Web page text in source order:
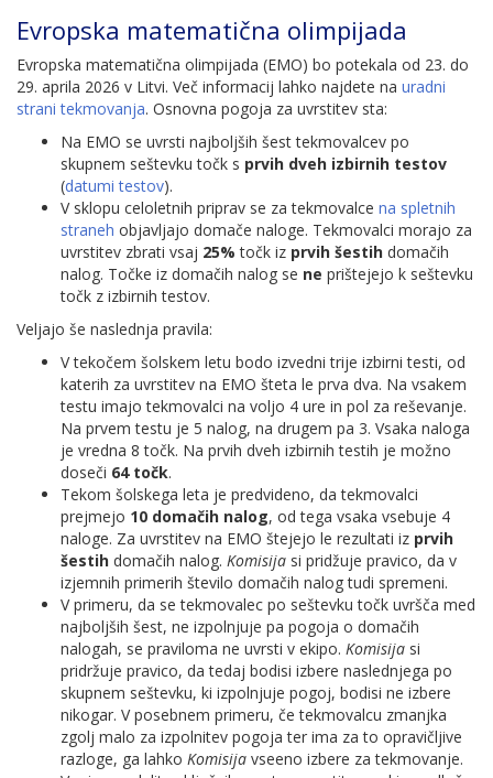
Evropska matematična olimpijada
Evropska matematična olimpijada (EMO) bo potekala od 23. do
29. aprila 2026 v Litvi. Več informacij lahko najdete na uradni
strani tekmovanja. Osnovna pogoja za uvrstitev sta:
Na EMO se uvrsti najboljših šest tekmovalcev po
skupnem seštevku točk s prvih dveh izbirnih testov
(datumi testov).
V sklopu celoletnih priprav se za tekmovalce na spletnih
straneh objavljajo domače naloge. Tekmovalci morajo za
uvrstitev zbrati vsaj 25% točk iz prvih šestih domačih
nalog. Točke iz domačih nalog se ne prištejejo k seštevku
točk z izbirnih testov.
Veljajo še naslednja pravila:
V tekočem šolskem letu bodo izvedni trije izbirni testi, od
katerih za uvrstitev na EMO šteta le prva dva. Na vsakem
testu imajo tekmovalci na voljo 4 ure in pol za reševanje.
Na prvem testu je 5 nalog, na drugem pa 3. Vsaka naloga
je vredna 8 točk. Na prvih dveh izbirnih testih je možno
doseči 64 točk.
Tekom šolskega leta je predvideno, da tekmovalci
prejmejo 10 domačih nalog, od tega vsaka vsebuje 4
naloge. Za uvrstitev na EMO štejejo le rezultati iz prvih
šestih domačih nalog. Komisija si pridžuje pravico, da v
izjemnih primerih število domačih nalog tudi spremeni.
V primeru, da se tekmovalec po seštevku točk uvršča med
najboljših šest, ne izpolnjuje pa pogoja o domačih
nalogah, se praviloma ne uvrsti v ekipo. Komisija si
pridržuje pravico, da tedaj bodisi izbere naslednjega po
skupnem seštevku, ki izpolnjuje pogoj, bodisi ne izbere
nikogar. V posebnem primeru, če tekmovalcu zmanjka
zgolj malo za izpolnitev pogoja ter ima za to opravičljive
razloge, ga lahko Komisija vseeno izbere za tekmovanje.